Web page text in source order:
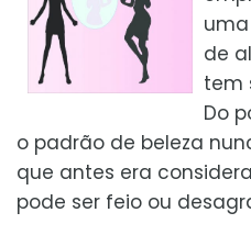
uma
de
tem
Do
o padrão de beleza
que antes era
pode ser feio ou